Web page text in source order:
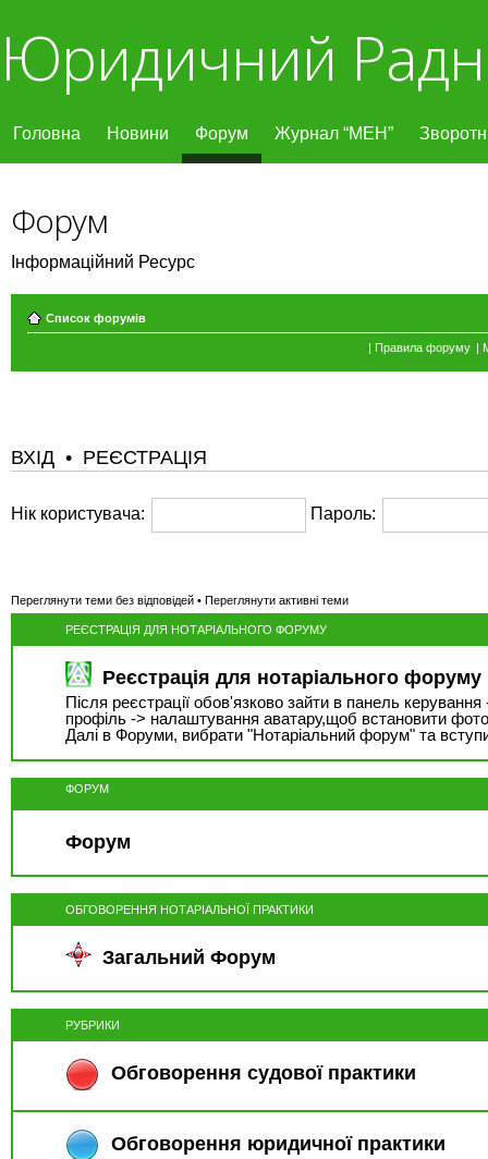
Юридичний
Головна Новини Форум Журнал “МЕН”
Форум
Інформаційний Ресурс
Список форумів
| Правила форуму |
ВХІД • РЕЄСТРАЦІЯ
Нік користувача: Пароль:
Переглянути теми без відповідей • Переглянути активні теми
РЕЄСТРАЦІЯ ДЛЯ НОТАРІАЛЬНОГО ФОРУМУ
Реєстрація для нотаріального форуму
Після реєстрації обов'язково зайти в панель керування
профіль -> налаштування аватару,щоб встановити
Далі в Форуми, вибрати "Нотаріальний форум" та
ФОРУМ
Форум
ОБГОВОРЕННЯ НОТАРІАЛЬНОЇ ПРАКТИКИ
Загальний Форум
РУБРИКИ
Обговорення судової практики
Обговорення юридичної практики